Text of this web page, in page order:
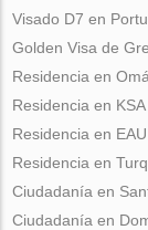
Visado D7 en
Golden Visa de
Residencia en
Residencia en KSA
Residencia en EAU
Residencia en
Ciudadanía en
Ciudadanía en